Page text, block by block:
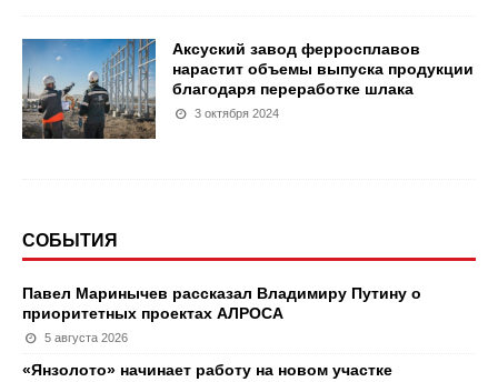
Аксуский завод ферросплавов
нарастит объемы выпуска продукции
благодаря переработке шлака
3 октября 2024
СОБЫТИЯ
Павел Маринычев рассказал Владимиру Путину о
приоритетных проектах АЛРОСА
5 августа 2026
«Янзолото» начинает работу на новом участке